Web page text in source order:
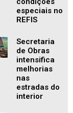
especiais no
REFIS
Secretaria
de Obras
intensifica
melhorias
nas
estradas do
interior